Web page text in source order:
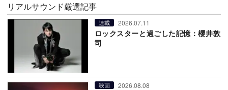
リアルサウンド厳選記事
連載 2026.07.11
ロックスターと過ごした記憶：櫻井敦
司
映画 2026.08.08